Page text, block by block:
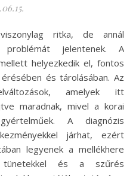
problémát jelentenek. A
helyezkedik el, fontos
és tárolásában. Az
amelyek itt
maradnak, mivel a korai
A diagnózis
járhat, ezért
legyenek a mellékhere
tünetekkel és a szűrés